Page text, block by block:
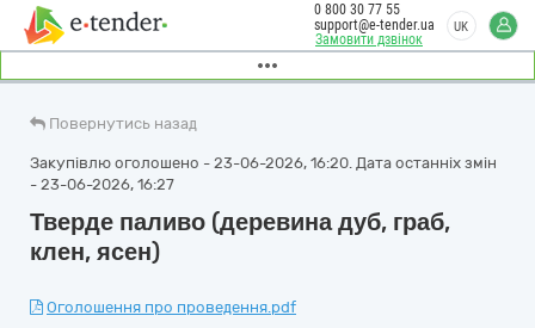
Замовити дзвінок
0 800 30 77 55
support@e-tender.ua
UK
Повернутись назад
Закупівлю оголошено - 23-06-2026, 16:20. Дата останніх змін
- 23-06-2026, 16:27
Тверде паливо (деревина дуб, граб,
клен, ясен)
Оголошення про проведення.pdf